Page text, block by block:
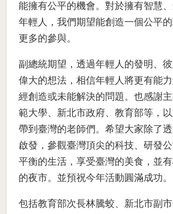
能擁有公平的機會。對於擁有智慧
年輕人，我們期望能創造一個公平
更多的參與。
副總統期望，透過年輕人的發明、
偉大的想法，相信年輕人將更有能
經創造或未能解決的問題。也感謝
範大學、新北市政府、教育部等，
帶到臺灣的老師們。希望大家除了
啟發，參觀臺灣頂尖的科技、研發
平衡的生活，享受臺灣的美食，並
的夜市。並預祝今年活動圓滿成功。
包括教育部次長林騰蛟、新北市副